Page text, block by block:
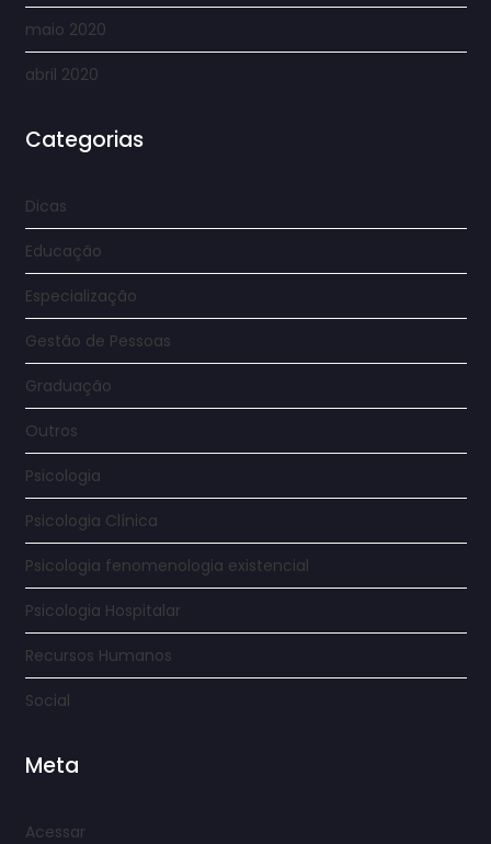
maio 2020
abril 2020
Categorias
Dicas
Educação
Especialização
Gestão de Pessoas
Graduação
Outros
Psicologia
Psicologia Clínica
Psicologia fenomenologia existencial
Psicologia Hospitalar
Recursos Humanos
Social
Meta
Acessar